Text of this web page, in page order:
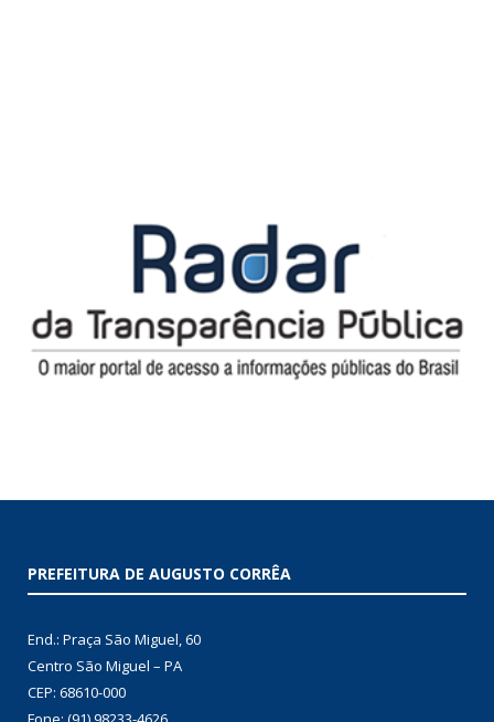
PREFEITURA DE AUGUSTO CORRÊA
End.: Praça São Miguel, 60
Centro São Miguel – PA
CEP: 68610-000